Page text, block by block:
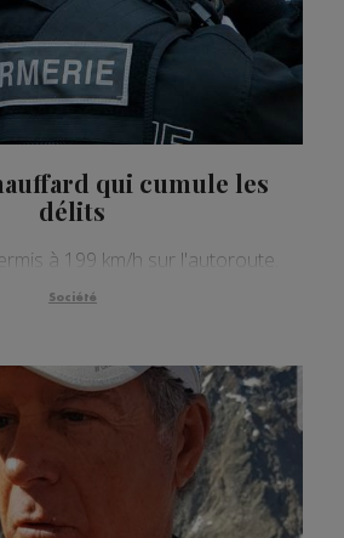
qui cumule les
délits
à 199 km/h sur l'autoroute.
Société